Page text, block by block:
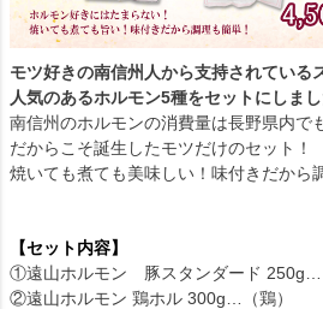
モツ好きの南信州人から支持されている
人気のあるホルモン5種をセットにしまし
南信州のホルモンの消費量は長野県内で
だからこそ誕生したモツだけのセット！
焼いても煮ても美味しい！味付きだから
【セット内容】
①遠山ホルモン 豚スタンダード 250g…
②遠山ホルモン 鶏ホル 300g…（鶏）